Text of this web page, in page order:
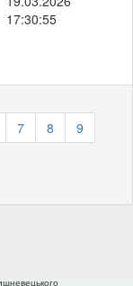
17:30:55
7 8
9